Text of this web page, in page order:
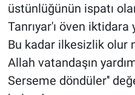
üstünlüğünün ispatı
Tanrıyar'ı öven
Bu kadar ilkesizlik olur
Allah vatandaşın
Serseme döndüler''